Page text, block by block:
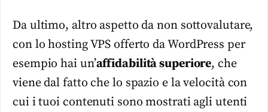
Da ultimo, altro aspetto da non sottovalutare,
con lo hosting VPS offerto da WordPress per
esempio hai un’affidabilità superiore, che
viene dal fatto che lo spazio e la velocità con
cui i tuoi contenuti sono mostrati agli utenti